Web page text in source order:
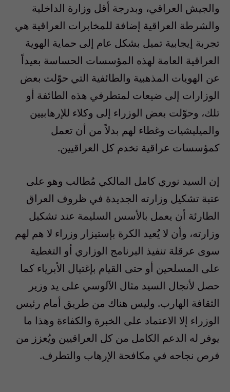
والجيش العراقي، وبدرجة أقل وزارة الداخلية
والشرطة العراقية إضافة للمخابرات العراقية هي
تجربة إيجابية تميل بشكل عام إلى حماية الهوية
العراقية العامة لهذه المؤسسات الحساسة بعيداً
عن الهويات المذهبية والطائفية التي حوّلت بعض
الوزارات إلى ضيعات لمتطرفي هذه الطائفة أو
تلك، وحوّلت بعض الوزراء إلى وكلاء للإرهابيين
والميليشيات وغطاء لهم بدلاً من أن تعمل
كمؤسسات عراقية تخدم كل العراقيين.
إن السيد نوري كامل المالكي مُطالب وهو على
عتبة تشكيل وزارته الجديدة في ظروف العراق
الطارئة أن يعمل بالأسس السليمة عند تشكيل
وزارته، وأن لا يُعيد الكرة بإستيزار وزراء لا هم لهم
سوى عرقلة تنفيذ البرنامج الوزاري أو التغطية
على المسلحين أو حتى القيام بإغتيال الأبرياء كما
حصل لأنجال السيد مثال الآلوسي على يد وزير
الثقافة الهارب. وليس هناك من طريق أمام رئيس
الوزراء إلا الاعتماد على الخبرة والكفاءة وهذا ما
يوفر له الدعم الكامل من كل العراقيين ويُعزز من
فرص نجاحه في مكافحة الإرهاب والتطرف.